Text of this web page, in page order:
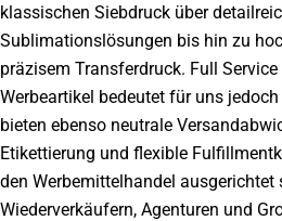
klassischen Siebdruck über
Sublimationslösungen bis hin zu
präzisem Transferdruck. Full
Werbeartikel bedeutet für uns
bieten ebenso neutrale
Etikettierung und flexible
den Werbemittelhandel
Wiederverkäufern, Agenturen und